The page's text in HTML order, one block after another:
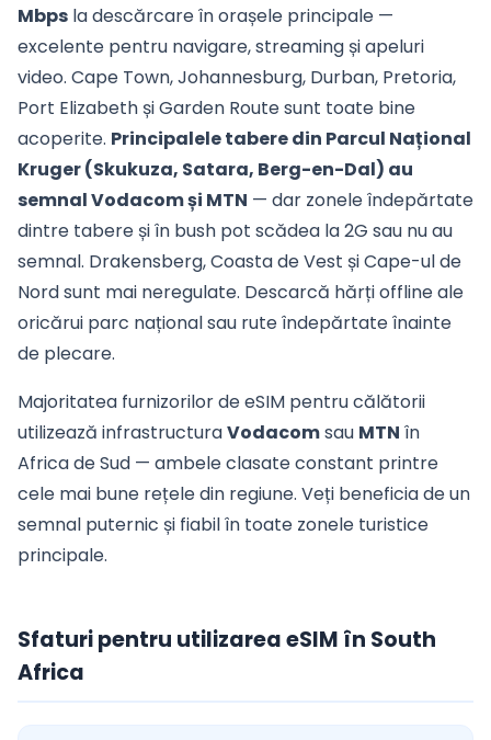
Mbps la descărcare în orașele principale —
excelente pentru navigare, streaming și apeluri
video. Cape Town, Johannesburg, Durban, Pretoria,
Port Elizabeth și Garden Route sunt toate bine
acoperite. Principalele tabere din Parcul Național
Kruger (Skukuza, Satara, Berg-en-Dal) au
semnal Vodacom și MTN — dar zonele îndepărtate
dintre tabere și în bush pot scădea la 2G sau nu au
semnal. Drakensberg, Coasta de Vest și Cape-ul de
Nord sunt mai neregulate. Descarcă hărți offline ale
oricărui parc național sau rute îndepărtate înainte
de plecare.
Majoritatea furnizorilor de eSIM pentru călătorii
utilizează infrastructuraVodacomsau MTN în
Africa de Sud — ambele clasate constant printre
cele mai bune rețele din regiune. Veți beneficia de un
semnal puternic și fiabil în toate zonele turistice
principale.
Sfaturi pentru utilizarea eSIM în South
Africa